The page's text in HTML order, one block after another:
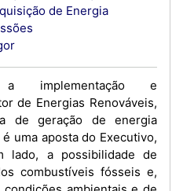
de Energia
a implementação e
de Energias Renováveis,
de geração de energia
uma aposta do Executivo,
lado, a possibilidade de
combustíveis fósseis e,